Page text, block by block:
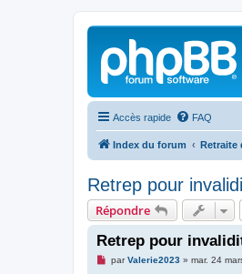
Accès rapide FAQ
Index du forum Retraite
Retrep pour
Répondre
Retrep pour
MparValerie2023» mar. 24